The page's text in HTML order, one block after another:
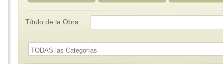
Título de la Obra: